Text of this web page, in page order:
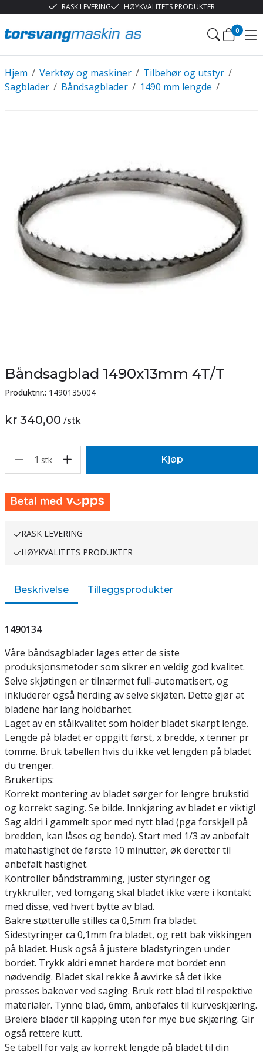
RASK LEVERING HØYKVALITETS PRODUKTER
0
/
Hjem /
Verktøy og maskiner /
Tilbehør og utstyr
/
Sagblader /
Båndsagblader /
1490 mm lengde
Båndsagblad 1490x13mm 4T/T
Produktnr.: 1490135004
kr 340,00 /stk
1 stk Kjøp
RASK LEVERING
HØYKVALITETS PRODUKTER
Beskrivelse Tilleggsprodukter
1490134
Våre båndsagblader lages etter de siste
produksjonsmetoder som sikrer en veldig god kvalitet.
Selve skjøtingen er tilnærmet full-automatisert, og
inkluderer også herding av selve skjøten. Dette gjør at
bladene har lang holdbarhet.
Laget av en stålkvalitet som holder bladet skarpt lenge.
Lengde på bladet er oppgitt først, x bredde, x tenner pr
tomme. Bruk tabellen hvis du ikke vet lengden på bladet
du trenger.
Brukertips:
Korrekt montering av bladet sørger for lengre brukstid
og korrekt saging. Se bilde. Innkjøring av bladet er viktig!
Sag aldri i gammelt spor med nytt blad (pga forskjell på
bredden, kan låses og bende). Start med 1/3 av anbefalt
matehastighet de første 10 minutter, øk deretter til
anbefalt hastighet.
Kontroller båndstramming, juster styringer og
trykkruller, ved tomgang skal bladet ikke være i kontakt
med disse, ved hvert bytte av blad.
Bakre støtterulle stilles ca 0,5mm fra bladet.
Sidestyringer ca 0,1mm fra bladet, og rett bak vikkingen
på bladet. Husk også å justere bladstyringen under
bordet. Trykk aldri emnet hardere mot bordet enn
nødvendig. Bladet skal rekke å avvirke så det ikke
presses bakover ved saging. Bruk rett blad til respektive
materialer. Tynne blad, 6mm, anbefales til kurveskjæring.
Breiere blader til kapping uten for mye bue skjæring. Gir
også rettere kutt.
Se tabell for valg av korrekt lengde på bladet til din